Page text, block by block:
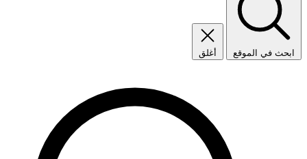
ابحث في الموقع أغلق